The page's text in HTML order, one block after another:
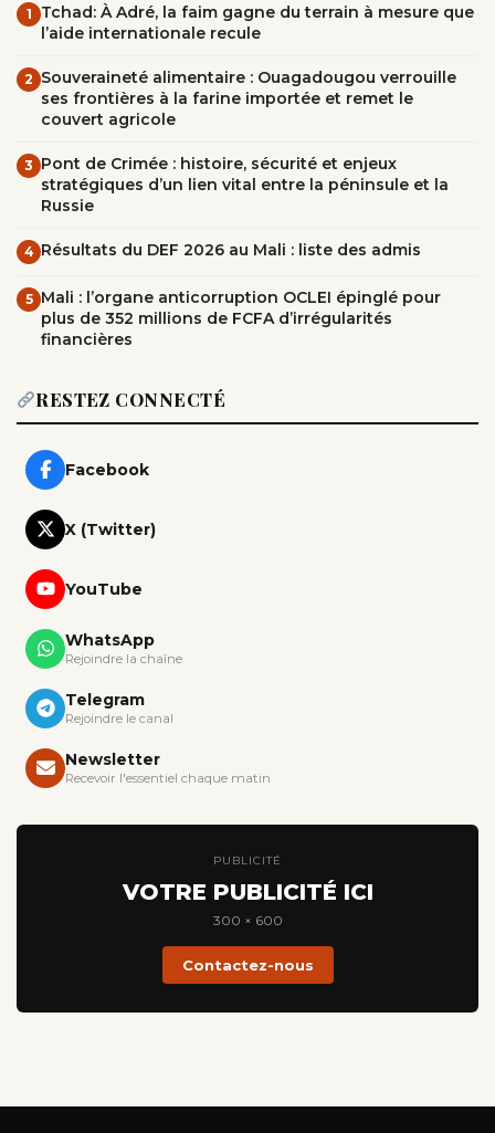
1
Tchad: À Adré, la faim gagne du terrain à mesure que
l’aide internationale recule
2 Souveraineté alimentaire : Ouagadougou verrouille
ses frontières à la farine importée et remet le
couvert agricole
3 Pont de Crimée : histoire, sécurité et enjeux
stratégiques d’un lien vital entre la péninsule et la
Russie
4 Résultats du DEF 2026 au Mali : liste des admis
5 Mali : l’organe anticorruption OCLEI épinglé pour
plus de 352 millions de FCFA d’irrégularités
financières
RESTEZ CONNECTÉ
Facebook
X (Twitter)
YouTube
WhatsApp
Rejoindre la chaîne
Telegram
Rejoindre le canal
Newsletter
Recevoir l'essentiel chaque matin
PUBLICITÉ
VOTRE PUBLICITÉ ICI
300 × 600
Contactez-nous